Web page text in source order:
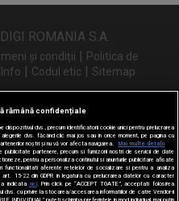
ROMANIA S.A.
și condiții | Politica de
| Codul etic | Sitemap
ne și pe
rămână confidențiale
dvs., precum identificatorii cookie unici pentru prelucrarea
dvs. făcând clic mai jos sau în orice moment, pe pagina cu
noștri și nu vă vor afecta navigarea.
Mai multe detalii
partenere, precum si furnizorii nostri de servicii de date
pentru a personaliza continutul si anunturile publicitare afisate
functionalitati aferente retelelor de socializare si pentru a analiza
15-22 din GDPR in legatura cu prelucrarea datelor cu caracter
indicata aici. Prin click pe “ACCEPT TOATE”, acceptati folosirea
dvs. cu privire la stocarea/accesarea informatiilor de catre Vendor-ii